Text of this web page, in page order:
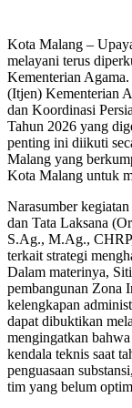
Kota Malang –
melayani terus
Kementerian
(Itjen) Kementerian
dan Koordinasi
Tahun 2026 yang
penting ini diikuti
Malang yang
Kota Malang untuk
Narasumber
dan Tata Laksana
S.Ag., M.Ag.,
terkait strategi
Dalam materinya,
pembangunan Zona
kelengkapan
dapat dibuktikan
mengingatkan
kendala teknis saat
penguasaan
tim yang belum